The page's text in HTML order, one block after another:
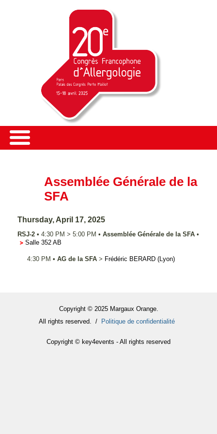
Assemblée Générale de la
SFA
Thursday, April 17, 2025
RSJ-2 • 4:30 PM > 5:00 PM • Assemblée Générale de la SFA •
Salle 352 AB
4:30 PM • AG de la SFA > Frédéric BERARD (Lyon)
Copyright © 2025 Margaux Orange.
All rights reserved. /
Politique de confidentialité
Copyright © key4events - All rights reserved